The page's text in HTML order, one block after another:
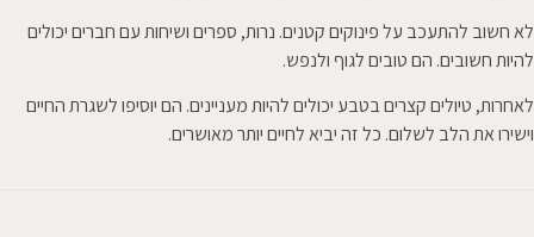
לא חשוב להתעכב על פינוקים קטנים. נרות, ספרים ושיחות עם חברים יכולים
להיות חשובים. הם טובים לגוף ולנפש.
לאחרות, טיולים קצרים בטבע יכולים להיות מעניינים. הם יוסיפו לשגרת החיים
וישירו את הלב לשלום. כל זה יביא לחיים יותר מאושרים.